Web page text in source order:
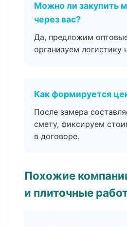
Можно ли закупить
через вас?
Да, предложим
организуем логистику
Как формируется
После замера
смету, фиксируем
в договоре.
Похожие
и плиточные